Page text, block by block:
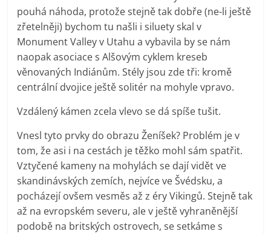
pouhá náhoda, protože stejně tak dobře (ne-li ještě
zřetelněji) bychom tu našli i siluety skal v
Monument Valley v Utahu a vybavila by se nám
naopak asociace s Alšovým cyklem kreseb
věnovaných Indiánům. Stély jsou zde tři: kromě
centrální dvojice ještě solitér na mohyle vpravo.
Vzdálený kámen zcela vlevo se dá spíše tušit.
Vnesl tyto prvky do obrazu Ženíšek? Problém je v
tom, že asi i na cestách je těžko mohl sám spatřit.
Vztyčené kameny na mohylách se dají vidět ve
skandinávských zemích, nejvíce ve Švédsku, a
pocházejí ovšem vesměs až z éry Vikingů. Stejně tak
až na evropském severu, ale v ještě vyhraněnější
podobě na britských ostrovech, se setkáme s